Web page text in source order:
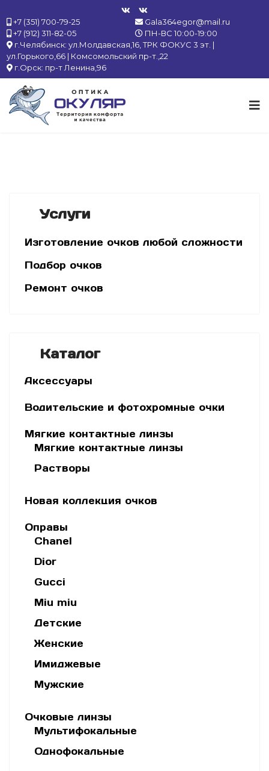
+7 (351) 700-79-25
+7 (912) 311-82-05
Gala364egor@mail.ru
ПН-ВС 10:00-19:00
г.Челябинск: ул.Молдавская,16, ТРК ФОКУС 3 эт. |
ул.Горького,66 | Комсомольский пр-т.,22
г.Орск: пр-т Ленина,96
Услуги
Изготовление очков любой сложности
Подбор очков
Ремонт очков
Каталог
Аксессуары
Водительские и фотохромные очки
Мягкие контактные линзы
Мягкие контактные линзы
Растворы
Новая коллекция очков
Оправы
Chanel
Dior
Gucci
Miu miu
Детские
Женские
Имиджевые
Мужские
Очковые линзы
Мультифокальные
Однофокальные